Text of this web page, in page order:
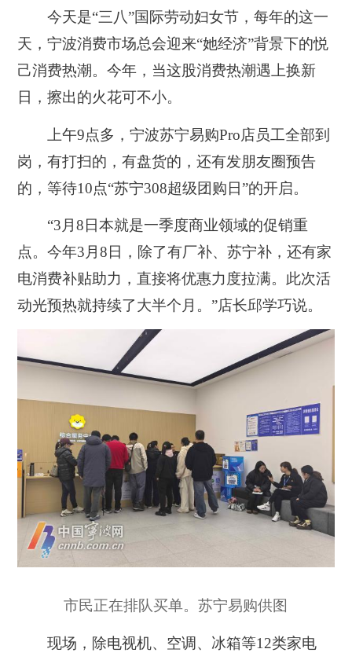
今天是“三八”国际劳动妇女节，每年的这一
天，宁波消费市场总会迎来“她经济”背景下的悦
己消费热潮。今年，当这股消费热潮遇上换新
日，擦出的火花可不小。
上午9点多，宁波苏宁易购Pro店员工全部到
岗，有打扫的，有盘货的，还有发朋友圈预告
的，等待10点“苏宁308超级团购日”的开启。
“3月8日本就是一季度商业领域的促销重
点。今年3月8日，除了有厂补、苏宁补，还有家
电消费补贴助力，直接将优惠力度拉满。此次活
动光预热就持续了大半个月。”店长邱学巧说。
市民正在排队买单。苏宁易购供图
现场，除电视机、空调、冰箱等12类家电